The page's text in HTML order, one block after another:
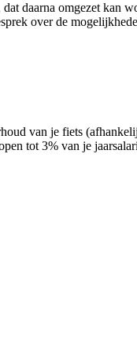
daarna omgezet kan
over de
van je fiets
tot 3% van je